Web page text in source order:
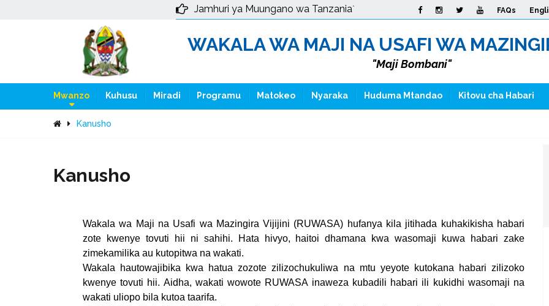
Jamhuri ya Muungano wa Tanzania` FAQs
WAKALA WA MAJI NA USAFI WA
"Maji Bombani"
Mwanzo Kuhusu Miradi Programu Matokeo Nyaraka Huduma Mtandao Kitovu cha Habari
Kanusho
Kanusho
Wakala wa Maji na Usafi wa Mazingira Vijijini (RUWASA) hufanya kila jitihada kuhakikisha habari
zote kwenye tovuti hii ni sahihi. Hata hivyo, haitoi dhamana kwa wasomaji kuwa habari zake
zimekamilika au kutopitwa na wakati.
Wakala hautowajibika kwa hatua zozote zilizochukuliwa na mtu yeyote kutokana habari zilizoko
kwenye tovuti hii. Aidha, wakati wowote RUWASA inaweza kubadili habari ili kukidhi wasomaji na
wakati uliopo bila kutoa taarifa.